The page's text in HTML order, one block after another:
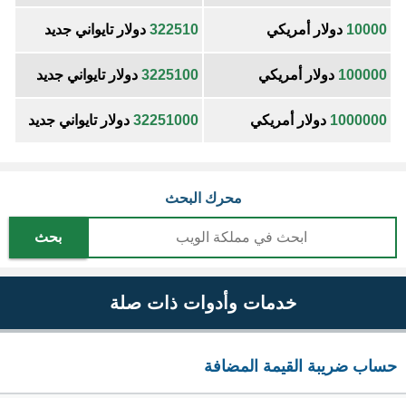
10000 دولار أمريكي 322510 دولار تايواني جديد
100000 دولار أمريكي 3225100 دولار تايواني جديد
1000000 دولار أمريكي 32251000 دولار تايواني جديد
محرك البحث
بحث
خدمات وأدوات ذات صلة
حساب ضريبة القيمة المضافة